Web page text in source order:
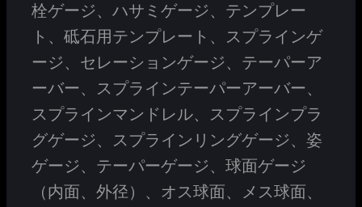
栓ゲージ、ハサミゲージ、テンプレー
ト、砥石用テンプレート、スプラインゲ
ージ、セレーションゲージ、テーパーア
ーバー、スプラインテーパーアーバー、
スプラインマンドレル、スプラインプラ
グゲージ、スプラインリングゲージ、姿
ゲージ、テーパーゲージ、球面ゲージ
（内面、外径）、オス球面、メス球面、